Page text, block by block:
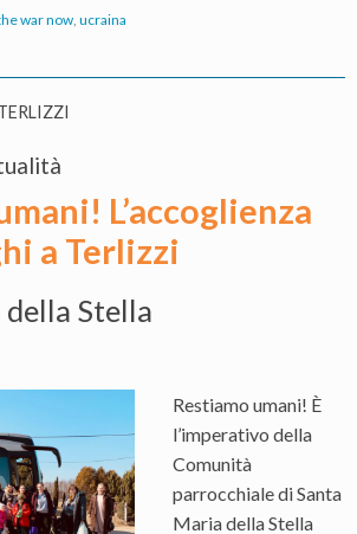
war now, ucraina
L’accoglienza
a Terlizzi
Stella
Restiamo umani! È
l’imperativo della
Comunità
parrocchiale di Santa
Maria della Stella